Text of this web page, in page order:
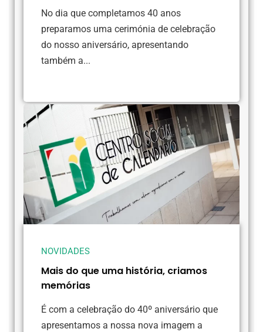
No dia que completamos 40 anos
preparamos uma cerimónia de celebração
do nosso aniversário, apresentando
também a...
NOVIDADES
Mais do que uma história, criamos
memórias
É com a celebração do 40º aniversário que
apresentamos a nossa nova imagem a